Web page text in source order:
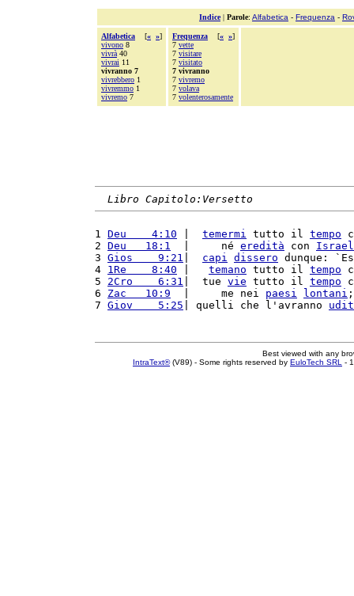
Indice| Parole: Alfabetica - Frequenza -
Alfabetica [« »]
vivono 8
vivrà 40
vivrai 11
vivranno 7
vivrebbero 1
vivremmo 1
vivremo 7
Frequenza [« »]
7 vette
7 visitare
7 visitato
7 vivranno
7 vivremo
7 volava
7 volenterosamente
Libro Capitolo:Versetto
1 Deu    4:10 temermi tutto il tempo
2 Deu   18:1
  |     né
eredità con
3 Gios    9:21 capi dissero dunque:
4 1Re    8:40 temano tutto il tempo
5 2Cro    6:31 |  tue vie tutto il tempo
6 Zac   10:9
  |     me nei
paesi lontani
7 Giov    5:25 | quelli che l'avranno
Best viewed with any
IntraText®(V89) - Some rights reserved by EuloTech SRL -